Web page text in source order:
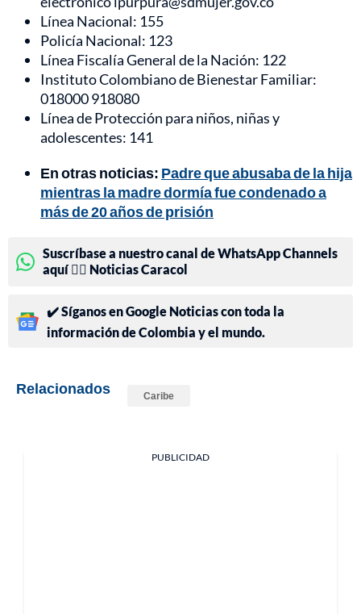
Línea Nacional: 155
Policía Nacional: 123
Línea Fiscalía General de la Nación: 122
Instituto Colombiano de Bienestar Familiar:
018000 918080
Línea de Protección para niños, niñas y
adolescentes: 141
En otras noticias: Padre que abusaba de la hija
mientras la madre dormía fue condenado a
más de 20 años de prisión
Suscríbase a nuestro canal de WhatsApp Channels
aquí 👉🏻 Noticias Caracol
✔️ Síganos en Google Noticias con toda la
información de Colombia y el mundo.
Relacionados Caribe
PUBLICIDAD